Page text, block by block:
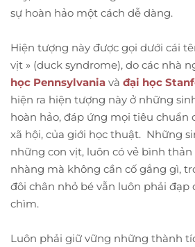
sự hoàn hảo một cách dễ dàng.
Hiện tượng này được gọi dưới cái
vịt » (duck syndrome), do các nhà
học Pennsylvania và đại học
hiện ra hiện tượng này ở những
hoàn hảo, đáp ứng mọi tiêu chuẩn
xã hội, của giới học thuật. Những
những con vịt, luôn có vẻ bình
nhàng mà không cần cố gắng gì,
đôi chân nhỏ bé vẫn luôn phải đạp
chìm.
Luôn phải giữ vững những thành